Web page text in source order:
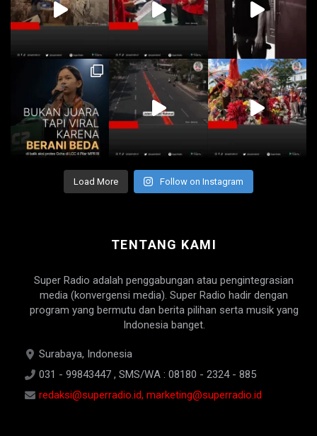
Load More Follow on Instagram
TENTANG KAMI
Super Radio adalah penggabungan atau pengintegrasian
media (konvergensi media). Super Radio hadir dengan
program yang bermutu dan berita pilihan serta musik yang
Indonesia banget.
Surabaya, Indonesia
031 - 99843447 , SMS/WA : 08180 - 2324 - 885
redaksi@superradio.id, marketing@superradio.id